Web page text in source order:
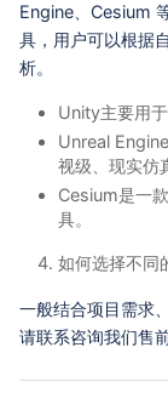
Engine、Cesium
具，用户可以根据
析。
Unity主要用
Unreal
视级、现实仿
Cesium是一
具。
如何选择不同
一般结合项目需求
请联系咨询我们售